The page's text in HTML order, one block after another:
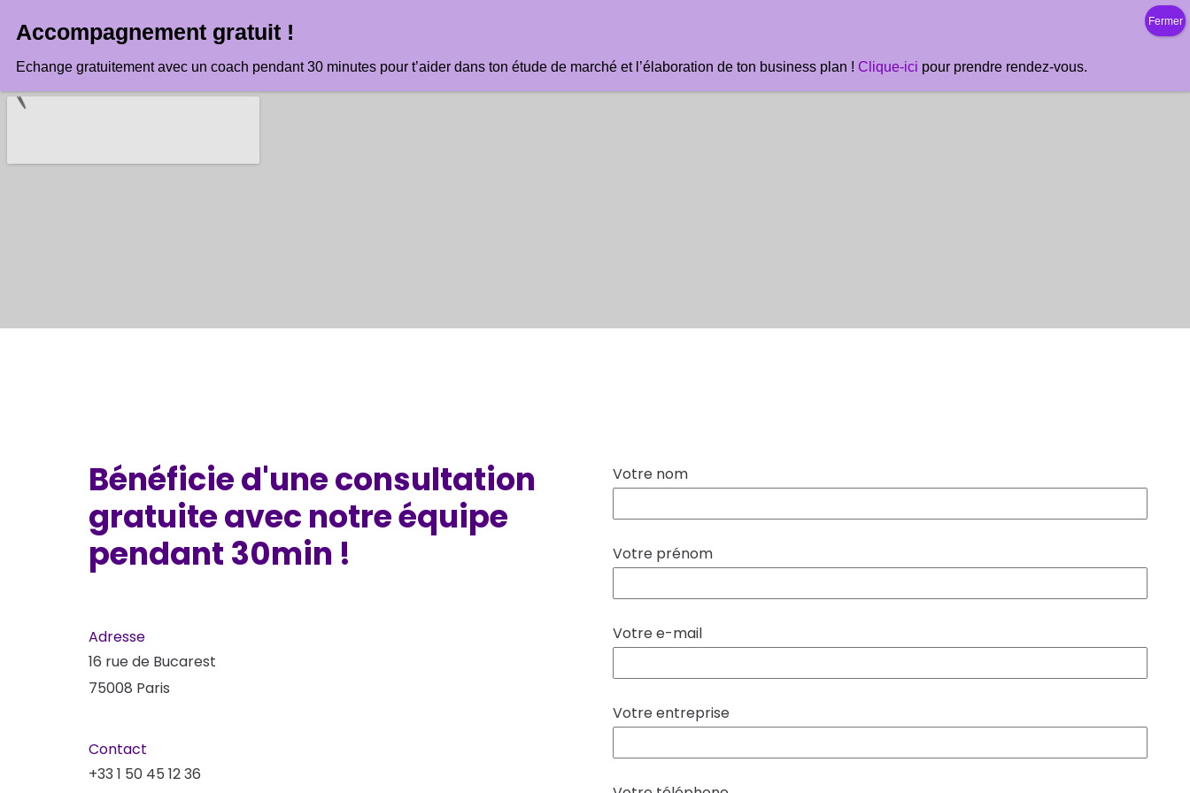
Bénéficie d'une consultation
gratuite avec notre équipe
pendant 30min !
Adresse
16 rue de Bucarest
75008 Paris
Contact
+33 1 50 45 12 36
Votre nom
Votre prénom
Votre e-mail
Votre entreprise
Echange gratuitement avec un coach pendant 30 minutes pour t’aider dans ton étude de marché et l’élaboration de ton business plan ! Clique-ici pour prendre rendez-vous.